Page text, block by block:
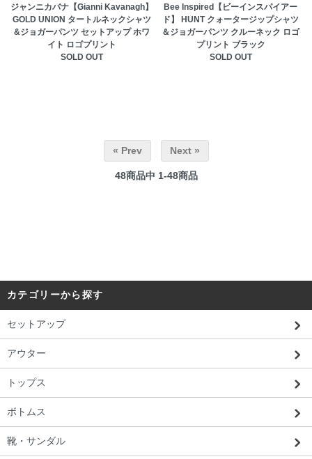
ジャンニカバナ【Gianni Kavanagh】
GOLD UNION タートルネックシャツ
&ジョガーパンツ セットアップ ホワ
イト ロゴプリント
SOLD OUT
Bee Inspired【ビーインスパイアー
ド】 HUNT クォータージップシャツ
＆ジョガーパンツ クルーネック ロゴ
プリント ブラック
SOLD OUT
« Prev Next »
48商品中 1-48商品
カテゴリーから探す
セットアップ
アウター
トップス
ボトムス
靴・サンダル